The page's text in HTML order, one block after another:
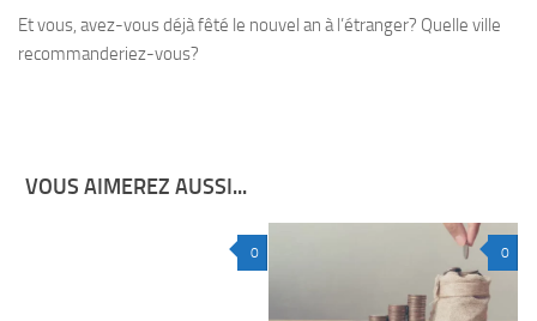
Et vous, avez-vous déjà fêté le nouvel an à l’étranger? Quelle ville
recommanderiez-vous?
VOUS AIMEREZ AUSSI...
0 0